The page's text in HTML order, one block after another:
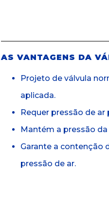
AS VANTAGENS DA
Projeto de válvula
aplicada.
Requer pressão de ar
Mantém a pressão
Garante a contenção
pressão de ar.